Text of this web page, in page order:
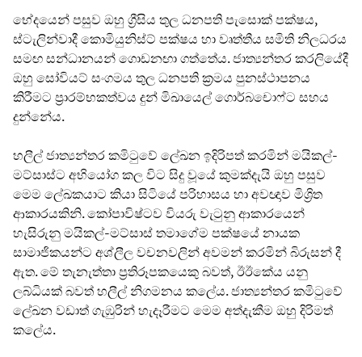
භේදයෙන් පසුව ඔහු ග්‍රීසිය තුල ධනපති පැසොක් පක්ෂය,
ස්ටැලින්වාදී කොමියුනිස්ට් පක්ෂය හා වෘත්තීය සමිති නිලධරය
සමඟ සන්ධානයන් ගොඩනඟා ගත්තේය. ජාත්‍යන්තර කරලියේදී
ඔහු සෝවියට් සංගමය තුල ධනපති ක්‍රමය පුනස්ථාපනය
කිරීමට ප්‍රාරම්භකත්වය දුන් මිඛායෙල් ගොර්බචොෆ්ට සහය
දුන්නේය.
හලීල් ජාත්‍යන්තර කමිටුවේ ලේඛන ඉදිරිපත් කරමින් මයිකල්-
මට්සාස්ට අභියෝග කල විට සිදු වූයේ කුමක්දැයි ඔහු පසුව
මෙම ලේඛකයාට කියා සිටියේ පරිහාසය හා අවඥාව මිශ්‍රිත
ආකාරයකිනි. කෝපාවිෂ්ටව වියරු වැටුනු ආකාරයෙන්
හැසිරුනු මයිකල්-මට්සාස් තමාගේම පක්ෂයේ නායක
සාමාජිකයන්ට අශ්ලීල වචනවලින් අවමන් කරමින් බිරුසන් දී
ඇත. මේ තැනැත්තා ප්‍රතිරූපකයෙකු බවත්, ඊඊකේය යනු
ලබ්ධියක් බවත් හලීල් නිගමනය කලේය. ජාත්‍යන්තර කමිටුවේ
ලේඛන වඩාත් ගැඹුරින් හැදෑරීමට මෙම අත්දැකීම ඔහු දිරිමත්
කලේය.